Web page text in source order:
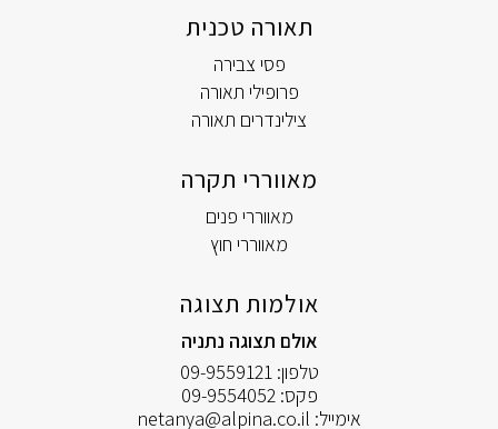
תאורה טכנית
פסי צבירה
פרופילי תאורה
צילינדרים תאורה
מאווררי תקרה
מאווררי פנים
מאווררי חוץ
אולמות תצוגה
אולם תצוגה נתניה
טלפון:09-9559121
פקס:09-9554052
אימייל: netanya@alpina.co.il